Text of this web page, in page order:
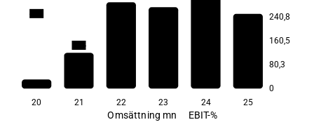
240,8
160,5
80,3
0
41,9
15,4
20 21 22 23 24 25
Omsättning mn EBIT-%